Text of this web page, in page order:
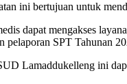
ini bertujuan untuk
dapat mengakses
pelaporan SPT Tahunan
Lamaddukelleng ini